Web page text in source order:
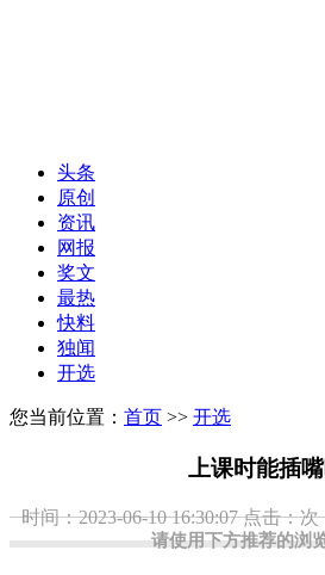
请使用下方推荐的浏
头条
原创
资讯
网报
奖文
最热
快料
独闻
开选
您当前位置： 首页 >> 开选
上课时能插
时间：2023-06-10 16:30:07点击：次